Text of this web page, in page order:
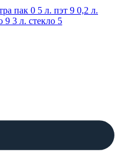
пак 0 5 л. пэт 9 0,2 л.
9 3 л. стекло 5